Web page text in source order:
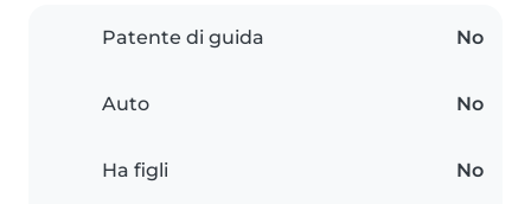
Patente di guida No
Auto No
Ha figli No